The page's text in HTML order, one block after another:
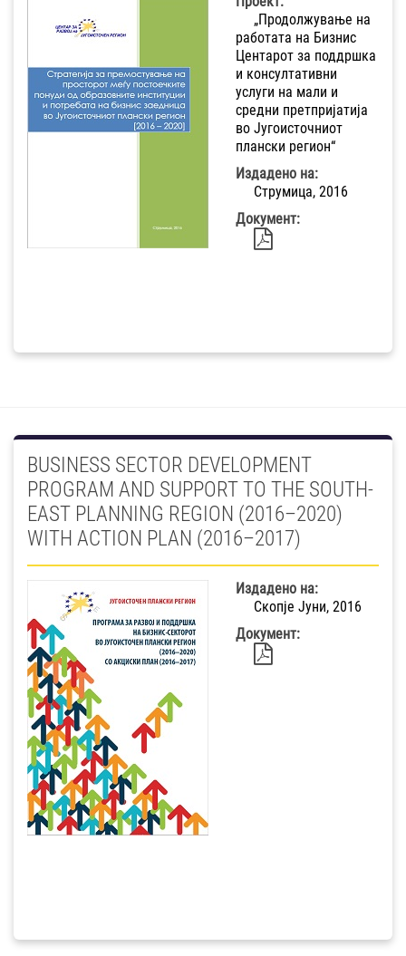
„Продолжување на
работата на Бизнис
Центарот за поддршка
и консултативни
услуги на мали и
средни претпријатија
во Југоисточниот
плански регион“
Издадено на:
Струмица, 2016
Документ:
BUSINESS SECTOR DEVELOPMENT
PROGRAM AND SUPPORT TO THE SOUTH-
EAST PLANNING REGION (2016–2020)
WITH ACTION PLAN (2016–2017)
Издадено на:
Скопје Јуни, 2016
Документ: